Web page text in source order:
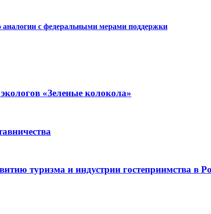
с федеральными мерами поддержки
«Зеленые колокола»
туризма и индустрии гостеприимства в